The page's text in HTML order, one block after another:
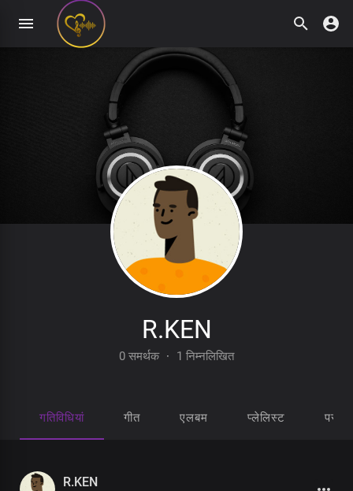
R.KEN
0 समर्थक · 1 निम्नलिखित
गतिविधियां गीत एलबम प्लेलिस्ट पसंद
R.KEN